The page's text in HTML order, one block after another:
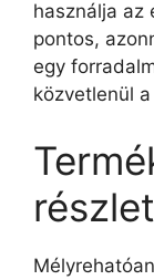
használja az
pontos,
egy
közvetlenül